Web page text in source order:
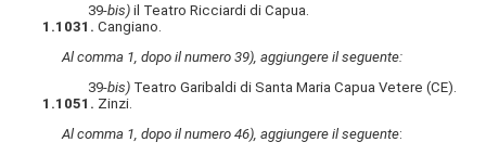
39-bis) il Teatro Ricciardi di Capua.
1.1031. Cangiano.
Al comma 1, dopo il numero 39), aggiungere il seguente:
39-bis) Teatro Garibaldi di Santa Maria Capua Vetere (CE).
1.1051. Zinzi.
Al comma 1, dopo il numero 46), aggiungere il seguente: